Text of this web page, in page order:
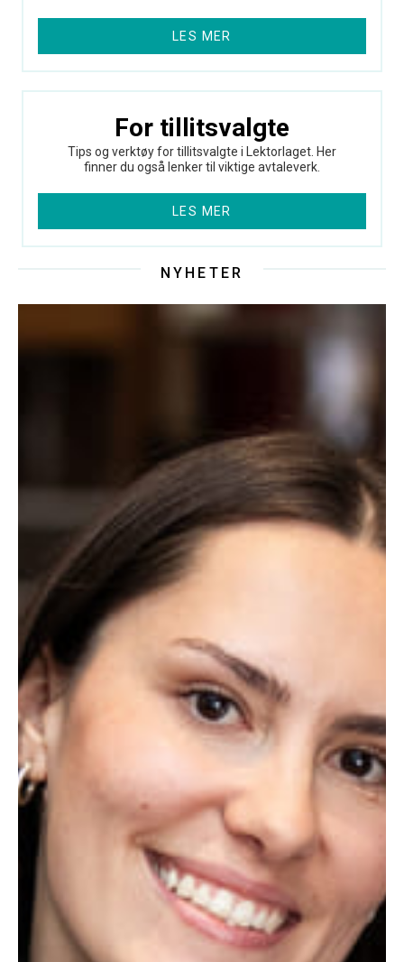
LES MER
For tillitsvalgte
Tips og verktøy for tillitsvalgte i Lektorlaget. Her
finner du også lenker til viktige avtaleverk.
LES MER
NYHETER